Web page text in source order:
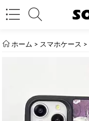
ホーム > スマホケース >